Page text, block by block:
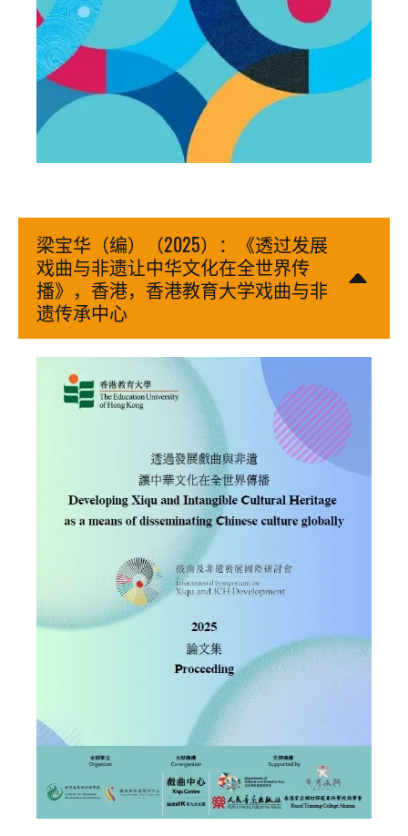
梁宝华（编）（2025）：《透过发展
戏曲与非遗让中华文化在全世界传
播》，香港，香港教育大学戏曲与非
遗传承中心